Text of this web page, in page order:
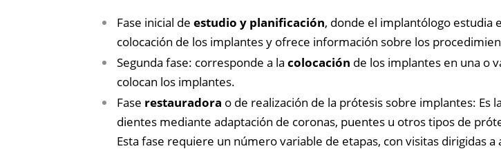
Fase inicial de estudio y planificación, donde el implantólogo estudia
colocación de los implantes y ofrece información sobre los
Segunda fase: corresponde a la colocación de los implantes en una o
colocan los implantes.
Fase restauradora o de realización de la prótesis sobre implantes:
dientes mediante adaptación de coronas, puentes u otros tipos de
Esta fase requiere un número variable de etapas, con visitas dirigidas